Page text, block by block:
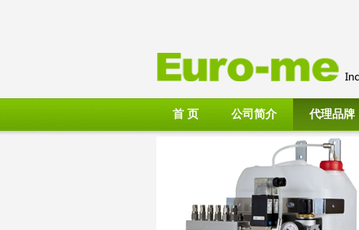
首 页 公司简介 代理品牌